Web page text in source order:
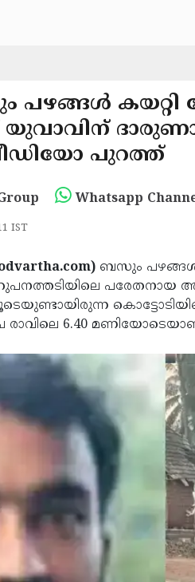
പഴങ്ങൾ
യുവാവിന്
പുറത്ത്
Whatsapp
IST
ബസും പഴങ്ങൾ
രാവിലെ 6.40